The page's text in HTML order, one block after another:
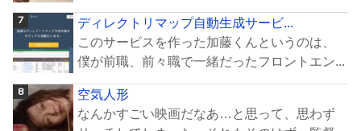
ディレクトリマップ自動生成サービ...
このサービスを作った加藤くんというのは、
僕が前職、前々職で一緒だったフロントエン...
空気人形
なんかすごい映画だなあ…と思って、思わず